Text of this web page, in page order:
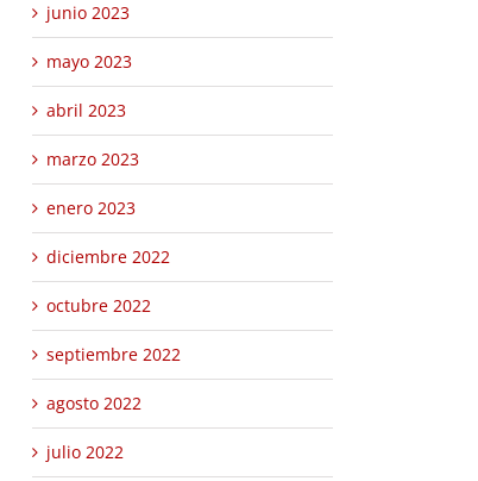
junio 2023
mayo 2023
abril 2023
marzo 2023
enero 2023
diciembre 2022
octubre 2022
septiembre 2022
agosto 2022
julio 2022